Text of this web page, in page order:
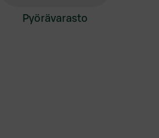
pyörävarasto